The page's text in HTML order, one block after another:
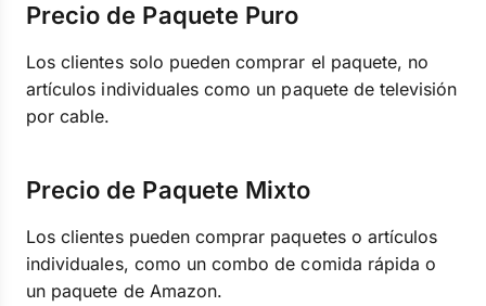
Precio de Paquete Puro
Los clientes solo pueden comprar el paquete, no
artículos individuales como un paquete de televisión
por cable.
Precio de Paquete Mixto
Los clientes pueden comprar paquetes o artículos
individuales, como un combo de comida rápida o
un paquete de Amazon.